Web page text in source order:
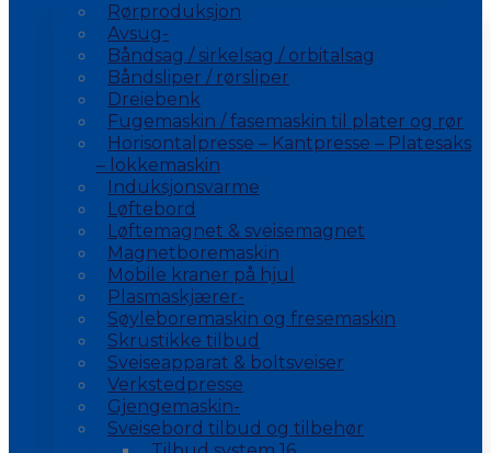
Rørproduksjon
Avsug-
Båndsag / sirkelsag / orbitalsag
Båndsliper / rørsliper
Dreiebenk
Fugemaskin / fasemaskin til plater og rør
Horisontalpresse – Kantpresse – Platesaks
– lokkemaskin
Induksjonsvarme
Løftebord
Løftemagnet & sveisemagnet
Magnetboremaskin
Mobile kraner på hjul
Plasmaskjærer-
Søyleboremaskin og fresemaskin
Skrustikke tilbud
Sveiseapparat & boltsveiser
Verkstedpresse
Gjengemaskin-
Sveisebord tilbud og tilbehør